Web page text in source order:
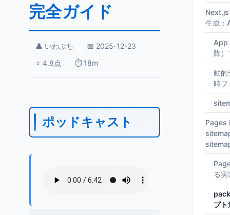
完全ガイド
👤 いわぶち
📅 2025-12-23
⭐ 4.8点
⏱️ 18m
ポッドキャスト
生成：
App
降）
動的
時フ
Pages
る実
プト